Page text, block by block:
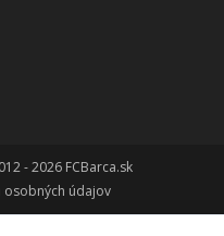
- 2026 FCBarca.sk
osobných údajov